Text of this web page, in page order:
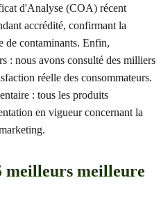
d'Analyse (COA) récent
accrédité, confirmant la
de contaminants. Enfin,
: nous avons consulté des milliers
réelle des consommateurs.
: tous les produits
en vigueur concernant la
meilleurs meilleure